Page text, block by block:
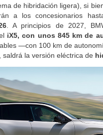
de hibridación ligera), si
a los concesionarios
. A principios de 2027,
iX5, con unos 845 km de
—con 100 km de
saldrá la versión eléctrica de